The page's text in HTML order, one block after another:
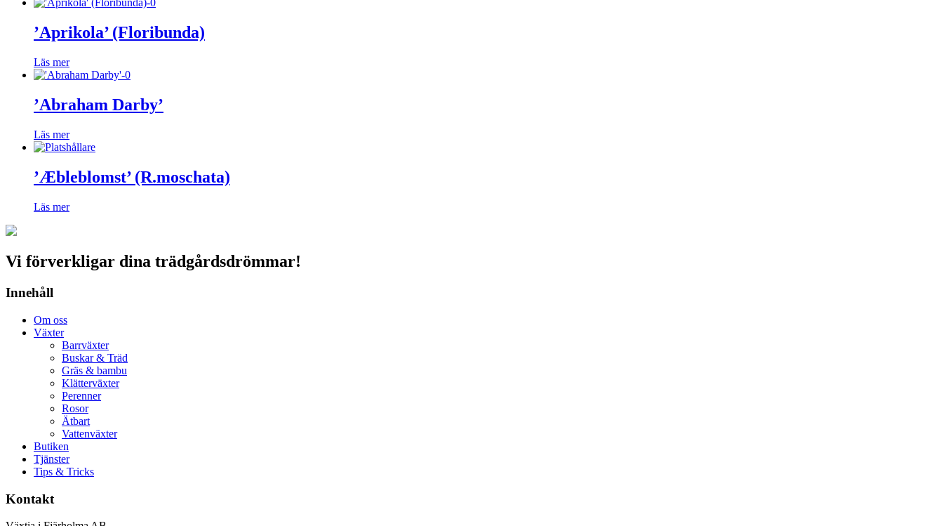
’Aprikola’ (Floribunda)
Läs mer
’Abraham Darby’
Läs mer
’Æbleblomst’ (R.moschata)
Läs mer
Vi förverkligar dina trädgårdsdrömmar!
Innehåll
Om oss
Växter
Barrväxter
Buskar & Träd
Gräs & bambu
Klätterväxter
Perenner
Rosor
Ätbart
Vattenväxter
Butiken
Tjänster
Tips & Tricks
Kontakt